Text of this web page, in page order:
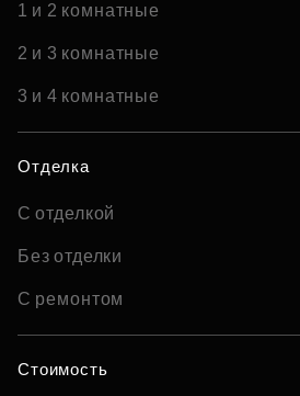
1 и 2 комнатные
2 и 3 комнатные
3 и 4 комнатные
Отделка
С отделкой
Без отделки
С ремонтом
Стоимость